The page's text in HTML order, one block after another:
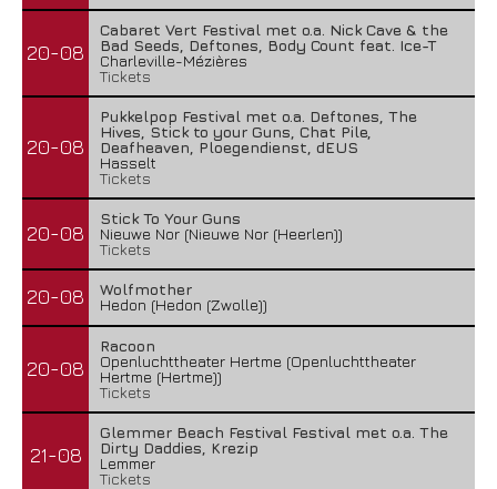
20-08
Cabaret Vert Festival met o.a. Nick Cave & the
Bad Seeds, Deftones, Body Count feat. Ice-T
Charleville-Mézières
Tickets
20-08
Pukkelpop Festival met o.a. Deftones, The
Hives, Stick to your Guns, Chat Pile,
Deafheaven, Ploegendienst, dEUS
Hasselt
Tickets
20-08
Stick To Your Guns
Nieuwe Nor (Nieuwe Nor (Heerlen))
Tickets
20-08
Wolfmother
Hedon (Hedon (Zwolle))
20-08
Racoon
Openluchttheater Hertme (Openluchttheater
Hertme (Hertme))
Tickets
21-08
Glemmer Beach Festival Festival met o.a. The
Dirty Daddies, Krezip
Lemmer
Tickets